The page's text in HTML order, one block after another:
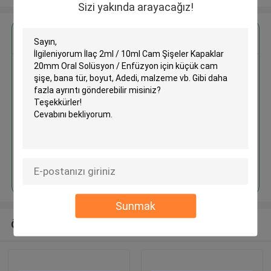
Sizi yakında arayacağız!
Sunmak
İlaç 2ml / 10ml Cam Şişeler
Kapaklar 20mm Oral Solüsyon /
Önerilen Ürünler